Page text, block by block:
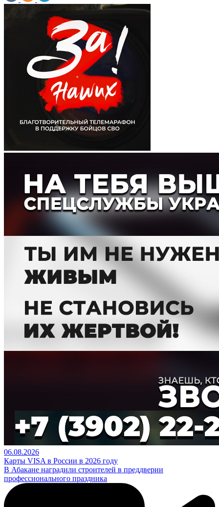
06.08.2026
Карты VISA в России в 2026 году
В Абакане наградили строителей в преддверии
профессионального праздника